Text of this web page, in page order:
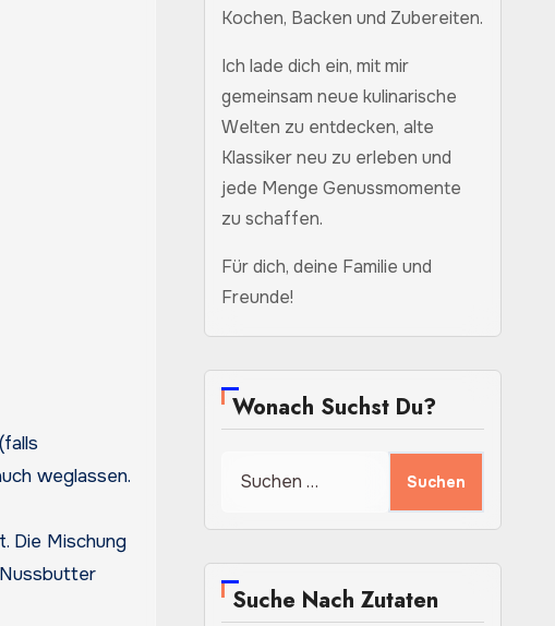
weglassen.
Die Mischung
Kochen, Backen und Zubereiten.
Ich lade dich ein, mit mir
gemeinsam neue kulinarische
Welten zu entdecken, alte
Klassiker neu zu erleben und
jede Menge Genussmomente
zu schaffen.
Für dich, deine Familie und
Freunde!
Wonach Suchst Du?
Suche Nach Zutaten